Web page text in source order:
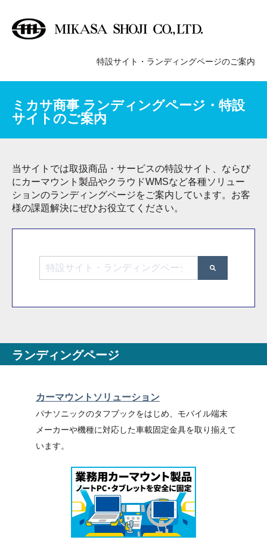
特設サイト・ランディングページのご案内
ミカサ商事 ランディングページ・特設
サイトのご案内
当サイトでは取扱商品・サービスの特設サイト、ならび
にカーマウント製品やクラウドWMSなど各種ソリュー
ションのランディングページをご案内しています。 お客
様の課題解決にぜひお役立てください。
これは、自動候補機能付きの検索フィールドです。
ランディングページ
カーマウントソリューション
パナソニックのタフブックをはじめ、モバイル端末
メーカーや機種に対応した車載固定金具を取り揃えて
います。